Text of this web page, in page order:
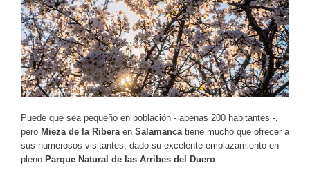
Puede que sea pequeño en población - apenas 200 habitantes -,
pero Mieza de la Riberaen Salamancatiene mucho que ofrecer a
sus numerosos visitantes, dado su excelente emplazamiento en
pleno Parque Natural de las Arribes del Duero.